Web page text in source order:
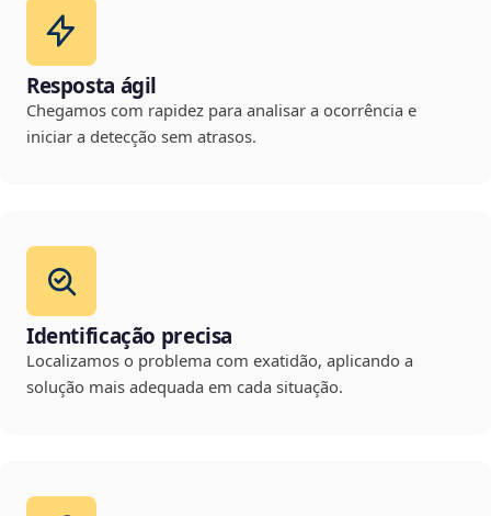
Resposta ágil
Chegamos com rapidez para analisar a ocorrência e
iniciar a detecção sem atrasos.
Identificação precisa
Localizamos o problema com exatidão, aplicando a
solução mais adequada em cada situação.